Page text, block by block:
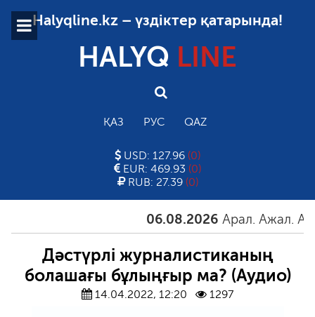
Halyqline.kz – үздіктер қатарында!
HALYQ LINE
ҚАЗ РУС QAZ
USD: 127.96 (0)
EUR: 469.93 (0)
RUB: 27.39 (0)
06.08.2026 Арал. Ажал.
Дәстүрлі журналистиканың
болашағы бұлыңғыр ма? (Аудио)
14.04.2022, 12:20 1297